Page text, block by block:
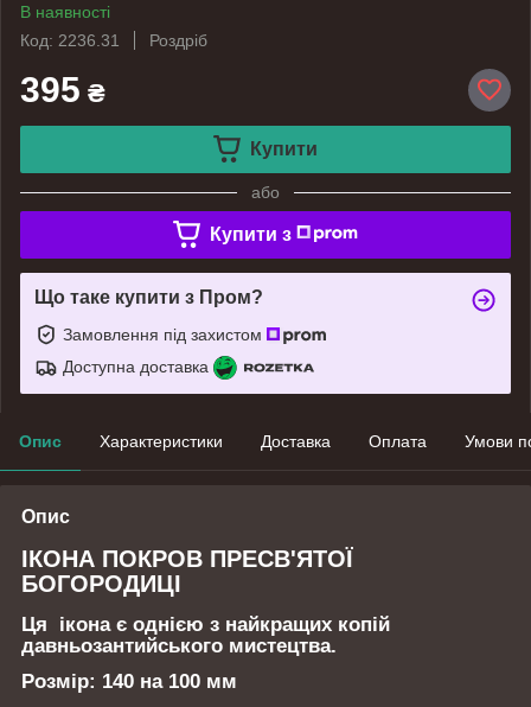
В наявності
Код: 2236.31
Роздріб
395 ₴
Купити
або
Купити з
Що таке купити з Пром?
Замовлення під захистом
Доступна доставка
Опис Характеристики Доставка Оплата Умови
Опис
ІКОНА ПОКРОВ ПРЕСВ'ЯТОЇ
БОГОРОДИЦІ
Ця ікона є однією з найкращих копій
давньозантийського мистецтва.
Розмір: 140 на 100 мм